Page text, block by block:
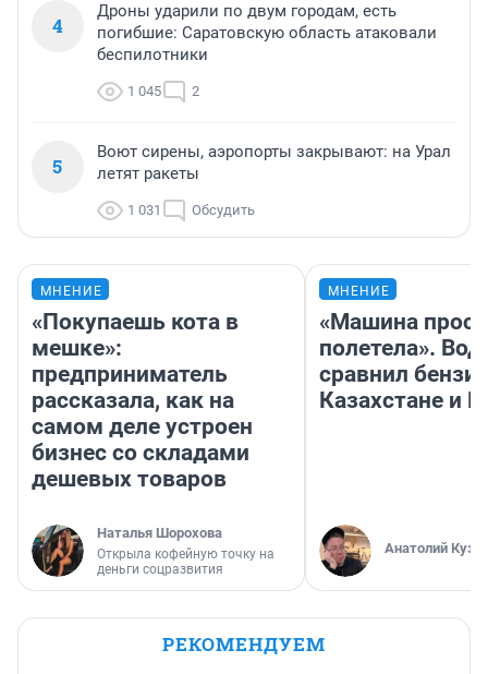
4
Дроны ударили по двум городам, есть
погибшие: Саратовскую область атаковали
беспилотники
1 045 2
5
Воют сирены, аэропорты закрывают: на Урал
летят ракеты
1 031 Обсудить
МНЕНИЕ
«Покупаешь кота в
мешке»:
предприниматель
рассказала, как на
самом деле устроен
бизнес со складами
дешевых товаров
Наталья Шорохова
Открыла кофейную точку на
деньги соцразвития
МНЕНИЕ
«Машина
полетела».
сравнил
Казахстане и
Анатолий
РЕКОМЕНДУЕМ